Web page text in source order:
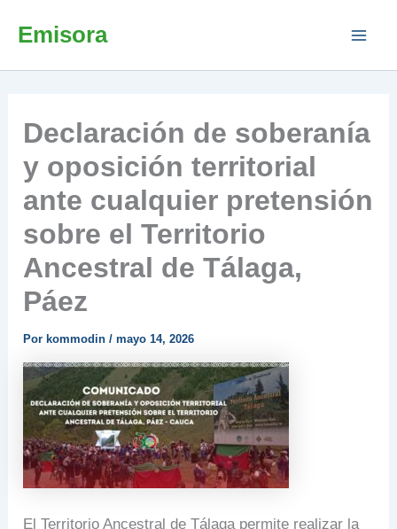
Emisora
Declaración de soberanía
y oposición territorial
ante cualquier pretensión
sobre el Territorio
Ancestral de Tálaga,
Páez
Por kommodin/mayo 14, 2026
El Territorio Ancestral de Tálaga permite realizar la